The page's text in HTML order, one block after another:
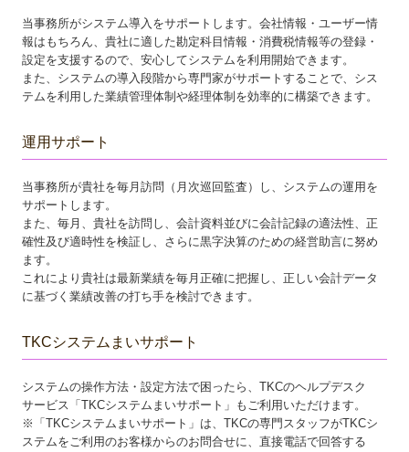
当事務所がシステム導入をサポートします。会社情報・ユーザー情
報はもちろん、貴社に適した勘定科目情報・消費税情報等の登録・
設定を支援するので、安心してシステムを利用開始できます。
また、システムの導入段階から専門家がサポートすることで、シス
テムを利用した業績管理体制や経理体制を効率的に構築できます。
運用サポート
当事務所が貴社を毎月訪問（月次巡回監査）し、システムの運用を
サポートします。
また、毎月、貴社を訪問し、会計資料並びに会計記録の適法性、正
確性及び適時性を検証し、さらに黒字決算のための経営助言に努め
ます。
これにより貴社は最新業績を毎月正確に把握し、正しい会計データ
に基づく業績改善の打ち手を検討できます。
TKCシステムまいサポート
システムの操作方法・設定方法で困ったら、TKCのヘルプデスク
サービス「TKCシステムまいサポート」もご利用いただけます。
※「TKCシステムまいサポート」は、TKCの専門スタッフがTKCシ
ステムをご利用のお客様からのお問合せに、直接電話で回答する